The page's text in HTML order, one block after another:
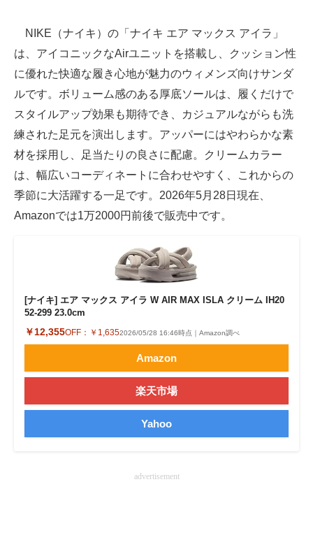
NIKE（ナイキ）の「ナイキ エア マックス アイラ」
は、アイコニックなAirユニットを搭載し、クッション性
に優れた快適な履き心地が魅力のウィメンズ向けサンダ
ルです。ボリューム感のある厚底ソールは、履くだけで
スタイルアップ効果も期待でき、カジュアルながらも洗
練された足元を演出します。アッパーにはやわらかな素
材を採用し、足当たりの良さに配慮。クリームカラー
は、幅広いコーディネートに合わせやすく、これからの
季節に大活躍する一足です。2026年5月28日現在、
Amazonでは1万2000円前後で販売中です。
[ナイキ] エア マックス アイラ W AIR MAX ISLA クリーム IH20
52-299 23.0cm
￥12,355OFF： ￥1,6352026/05/28 16:46時点｜Amazon調べ
Amazon
楽天市場
Yahoo
advertisement